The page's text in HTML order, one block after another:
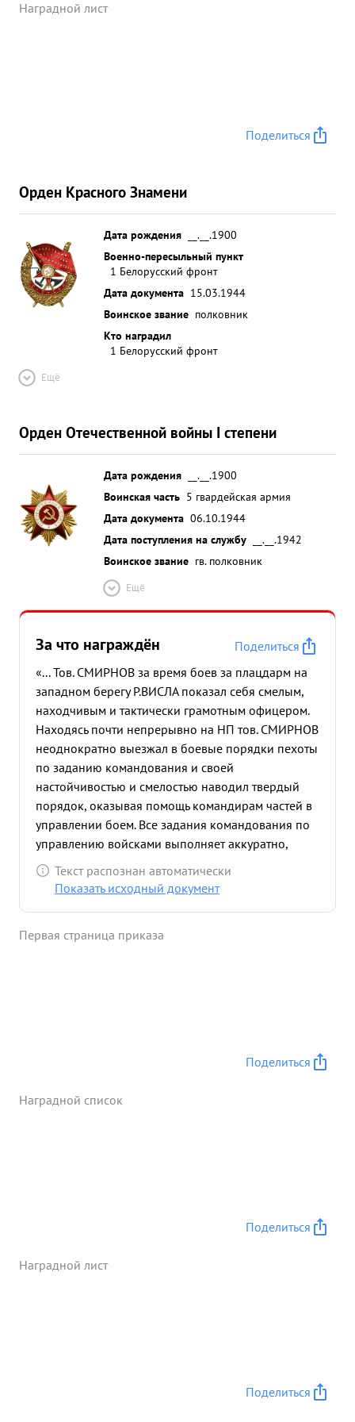
действий дивизии, личную отвагу и мужество
Наградной лист
Поделиться
Орден Красного Знамени
Дата рождения
__.__.1900
Военно-пересыльный пункт
1 Белорусский фронт
Дата документа 15.03.1944
Воинское звание полковник
Кто наградил
1 Белорусский фронт
Ещё
Орден Отечественной войны I степени
Дата рождения
__.__.1900
Воинская часть 5 гвардейская армия
Дата документа 06.10.1944
Дата поступления на службу
__.__.1942
Воинское звание гв. полковник
Ещё
За что награждён
Поделиться
«... Тов. СМИРНОВ за время боев за плацдарм на
западном берегу Р.ВИСЛА показал себя смелым,
находчивым и тактически грамотным офицером.
Находясь почти непрерывно на НП тов. СМИРНОВ
неоднократно выезжал в боевые порядки пехоты
по заданию командования и своей
настойчивостью и смелостью наводил твердый
порядок, оказывая помощь командирам частей в
управлении боем. Все задания командования по
управлению войсками выполняет аккуратно,
добросовестно и в срок. Одновременно во-время
боев за плацдарм на западном берегу р.вислы,
передавал всем частям. Тов. СМИРНОВ работая
командования и проявленную личную смелость и
Текст распознан автоматически
Показать исходный документ
Первая страница приказа
Поделиться
Наградной список
Поделиться
Наградной лист
Поделиться